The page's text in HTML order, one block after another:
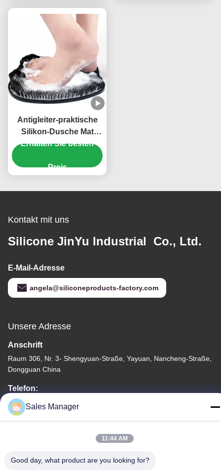
Antigleiter-praktische
Silikon-Dusche Mat
Foot Massage Reusable
Erhalten Sie besten
Preis
Kontakt mit uns
Silicone JinYu Industrial Co., Ltd.
E-Mail-Adresse
angela@siliconeproducts-factory.com
Unsere Adresse
Anschrift
Raum 306, Nr. 3- Shengyuan-Straße, Yayuan, Nancheng-Straße,
Dongguan China
Telefon:
86--15028563200
Datenschutzrichtlinie|Sitemap
Sales Manager
11:44 AM
Good day, what product are you looking for?